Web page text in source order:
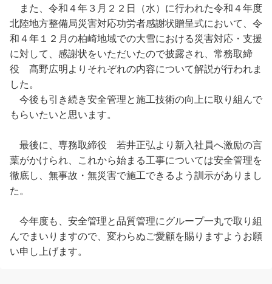
また、令和４年３月２２日（水）に行われた令和４年度
北陸地方整備局災害対応功労者感謝状贈呈式において、令
和４年１２月の柏崎地域での大雪における災害対応・支援
に対して、感謝状をいただいたので披露され、常務取締
役 髙野広明よりそれぞれの内容について解説が行われま
した。
今後も引き続き安全管理と施工技術の向上に取り組んで
もらいたいと思います。
最後に、専務取締役 若井正弘より新入社員へ激励の言
葉がかけられ、これから始まる工事については安全管理を
徹底し、無事故・無災害で施工できるよう訓示がありまし
た。
今年度も、安全管理と品質管理にグループ一丸で取り組
んでまいりますので、変わらぬご愛顧を賜りますようお願
い申し上げます。